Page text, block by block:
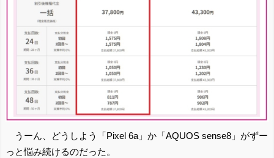
うーん、どうしよう「Pixel 6a」か「AQUOS sense8」がずー
っと悩み続けるのだった。